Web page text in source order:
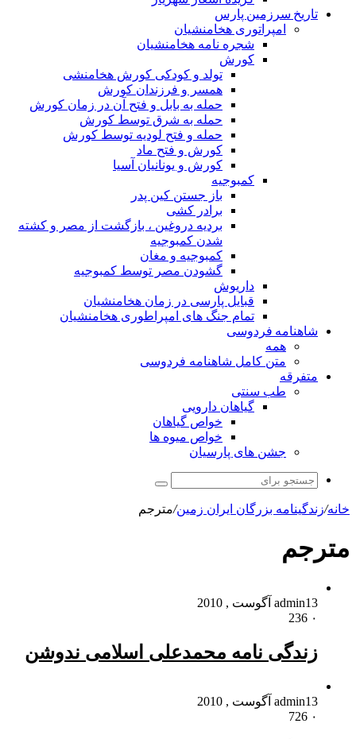
تاریخ سرزمین پارس
امپراتوری هخامنشیان
شجره نامه هخامنشیان
کورش
تولد و کودکی کورش هخامنشی
همسر و فرزندان کورش
حمله به بابل و فتح آن در زمان کورش
حمله به شرق توسط کورش
حمله و فتح لودیه توسط کورش
کورش و فتح ماد
کورش و یونانیان آسیا
کمبوجیه
باز جستن کین پدر
برادر کشی
بردیه دروغین ، بازگشت از مصر و کشته
شدن کمبوجیه
کمبوجیه و مغان
گشودن مصر توسط کمبوجیه
داریوش
قبایل پارسی در زمان هخامنشیان
تمام جنگ های امپراطوری هخامنشیان
شاهنامه فردوسی
همه
متن کامل شاهنامه فردوسی
متفرقه
طب سنتی
گیاهان دارویی
خواص گیاهان
خواص میوه ها
جشن های پارسیان
جستجو
خانه/زندگینامه بزرگان ایران زمین/مترجم
مترجم
admin13 آگوست , 2010
۰
زندگی نامه محمدعلی اسلامی ندوشن
admin13 آگوست , 2010
۰